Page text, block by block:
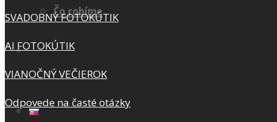
Čo robíme
KONTAKT
SVADOBNÝ FOTOKÚTIK
AI FOTOKÚTIK
VIANOČNÝ VEČIEROK
Odpovede na časté otázky